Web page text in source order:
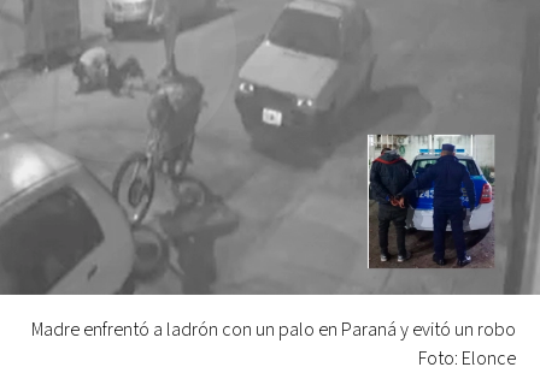
Madre enfrentó a ladrón con un palo en Paraná y evitó un robo
Foto: Elonce